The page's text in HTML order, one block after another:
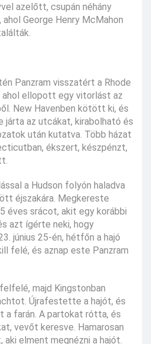
azelőtt, csupán néhány
George Henry McMahon
Panzram visszatért a Rhode
ahol ellopott egy vitorlást az
New Havenben kötött ki, és
járta az utcákat, kirabolható és
után kutatva. Több házat
ékszert, készpénzt,
a Hudson folyón haladva
éjszakára. Megkereste
éves srácot, akit egy korábbi
azt ígérte neki, hogy
június 25-én, hétfőn a hajó
felé, és aznap este Panzram
majd Kingstonban
Újrafestette a hajót, és
farán. A partokat rótta, és
vevőt keresve. Hamarosan
elment megnézni a hajót.